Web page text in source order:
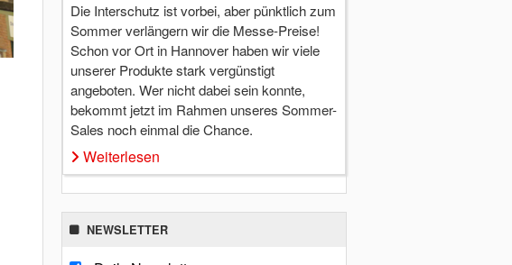
Die Interschutz ist vorbei, aber pünktlich zum
Sommer verlängern wir die Messe-Preise!
Schon vor Ort in Hannover haben wir viele
unserer Produkte stark vergünstigt
angeboten. Wer nicht dabei sein konnte,
bekommt jetzt im Rahmen unseres Sommer-
Sales noch einmal die Chance.
Weiterlesen
NEWSLETTER